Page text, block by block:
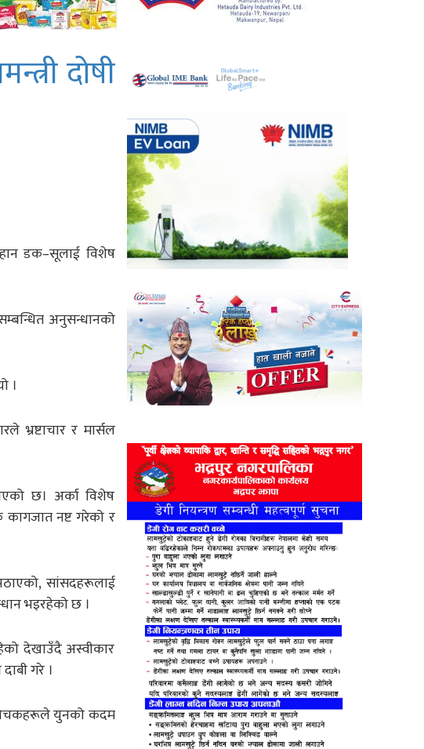
दोषी
हान डक–सूलाई विशेष
अनुसन्धानको
।
भ्रष्टाचार र मार्सल
छ। अर्का विशेष
नष्ट गरेको र
सांसदहरूलाई
भइरहेको छ ।
देखाउँदै अस्वीकार
गरे ।
युनको कदम